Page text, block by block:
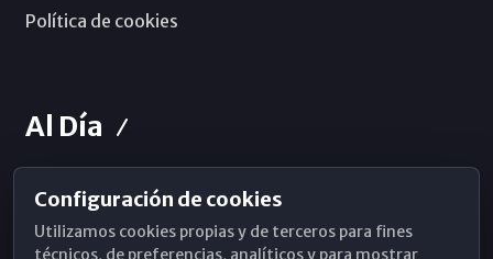
Política de cookies
Al Día
Horarios de Misa
Hemeroteca
Configuración de cookies
Utilizamos cookies propias y de terceros para fines
técnicos, de preferencias, analíticos y para mostrar